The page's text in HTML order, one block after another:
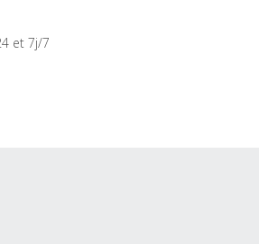
et 7j/7